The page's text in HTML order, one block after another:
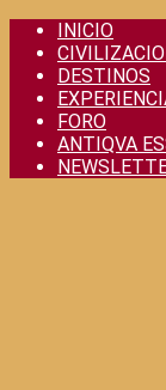
Skip
content
INICIO
DESTINOS
FORO
ANTIQVA